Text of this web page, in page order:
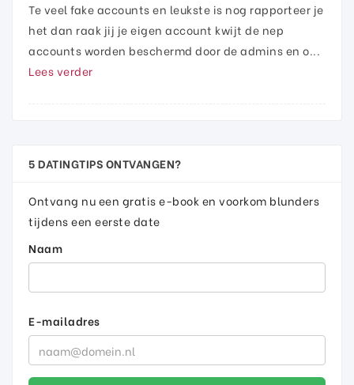
Te veel fake accounts en leukste is nog rapporteer je
het dan raak jij je eigen account kwijt de nep
accounts worden beschermd door de admins en o...
Lees verder
5 DATINGTIPS ONTVANGEN?
Ontvang nu een gratis e-book en voorkom blunders
tijdens een eerste date
Naam
E-mailadres